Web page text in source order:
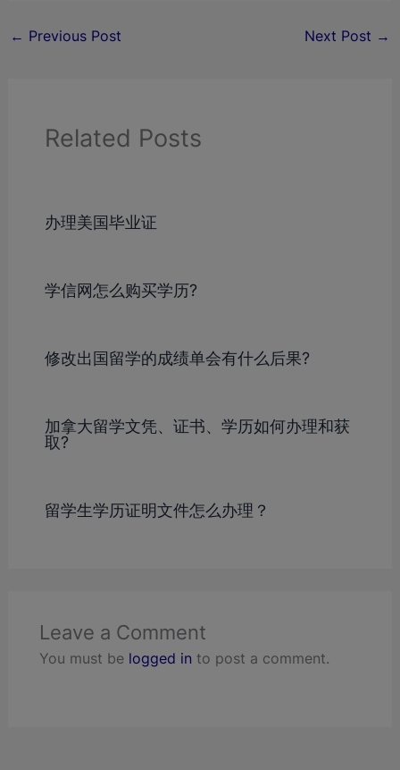
← Previous Post Next Post →
Related Posts
办理美国毕业证
学信网怎么购买学历?
修改出国留学的成绩单会有什么后果?
加拿大留学文凭、证书、学历如何办理和获
取?
留学生学历证明文件怎么办理？
Leave a Comment
You must be logged in to post a comment.